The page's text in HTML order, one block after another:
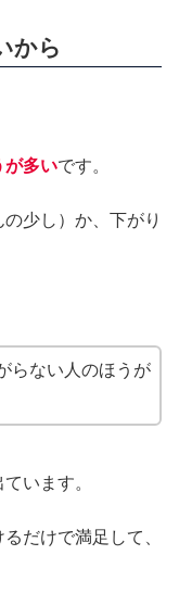
から
が多いです。
少し）か、下がり
らない人のほうが
います。
だけで満足して、